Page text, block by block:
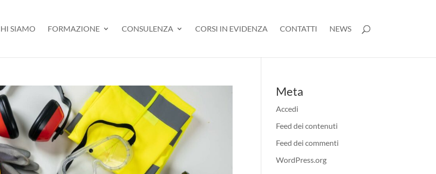
SIAMO FORMAZIONE CONSULENZA CORSI IN EVIDENZA CONTATTI NEWS
Meta
Accedi
Feed dei contenuti
Feed dei commenti
WordPress.org